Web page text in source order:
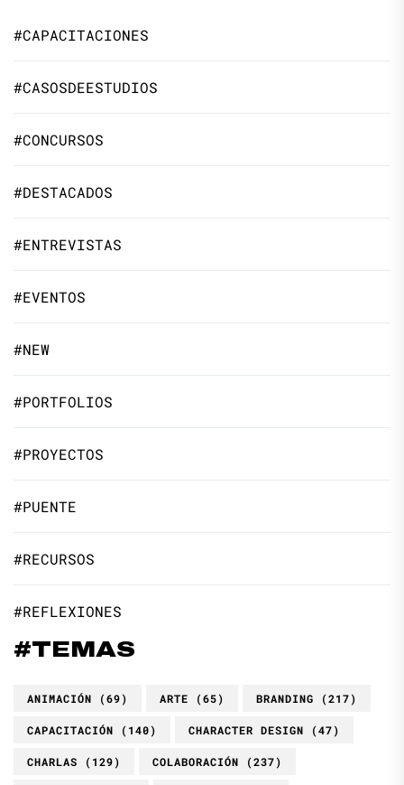
#CAPACITACIONES
#CASOSDEESTUDIOS
#CONCURSOS
#DESTACADOS
#ENTREVISTAS
#EVENTOS
#NEW
#PORTFOLIOS
#PROYECTOS
#PUENTE
#RECURSOS
#REFLEXIONES
#TEMAS
ANIMACIÓN (69) ARTE (65) BRANDING (217)
CAPACITACIÓN (140) CHARACTER DESIGN (47)
CHARLAS (129) COLABORACIÓN (237)